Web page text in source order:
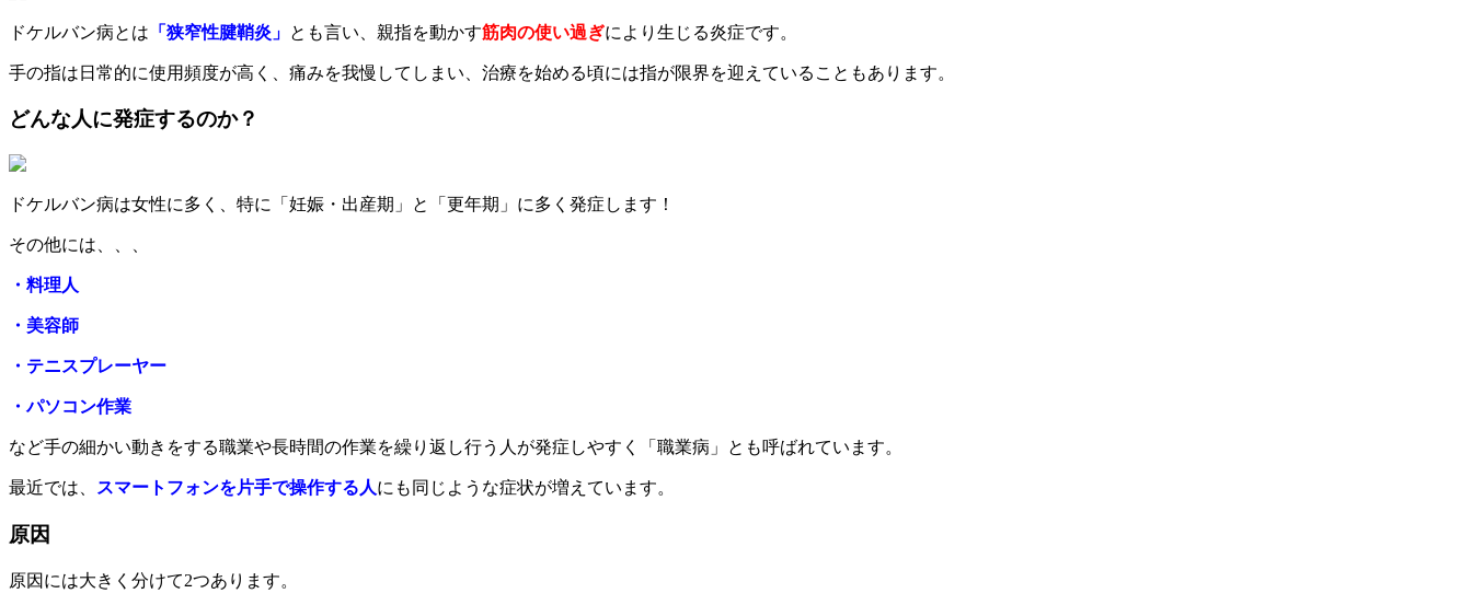
ドケルバン病とは 「狭窄性腱鞘炎」 とも言い、親指を動かす筋肉の使い過ぎにより生じる炎症です。
手の指は日常的に使用頻度が高く、痛みを我慢してしまい、治療を始める頃には指が限界を迎えていることもあります。
どんな人に発症するのか？
ドケルバン病は女性に多く、特に「妊娠・出産期」と「更年期」に多く発症します！
その他には、、、
・料理人
・美容師
・テニスプレーヤー
・パソコン作業
など手の細かい動きをする職業や長時間の作業を繰り返し行う人が発症しやすく「職業病」とも呼ばれています。
最近では、 スマートフォンを片手で操作する人にも同じような症状が増えています。
原因
原因には大きく分けて2つあります。